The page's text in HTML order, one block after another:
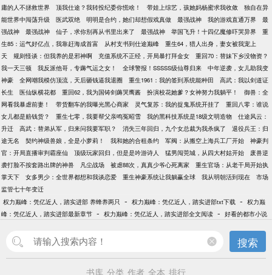
庸的人不拯救世界
顶我仕途？我转投纪委你慌啥！ 带娃上综艺，孩她妈杨蜜求我收敛
独自在异
能世界中闯荡升级
医武双绝 明明是合约，她们却想假戏真做 最强战神 我的游戏直通万界
最
强战神
最强战神 仙子，求你别再从书里出来了 最强战神 举国飞升！十四亿魔修吓哭异界
重
生85：运气好亿点，我靠赶海成首富
从村支书到仕途巅峰
重生64，猎人出身，妻女被我宠上
天
规则怪谈：但我养的是邪神啊 充值系统不正经，开局暴打拜金女
重回70：替妹下乡没物资？
我一天三顿
我反派他哥，专薅气运之女！ 全球警报！SSSSS级仙尊归来
中年逆袭，女儿助我变
神豪
全网嘲我模仿顶流，天后砸钱逼我退圈 重生1961：我的签到系统能种田
高武：我以剑道证
长生
医仙纵横花都 重回62，我为国铸剑薅哭鹰酱 扮演校花她爹？女神努力我躺平！
御兽：全
网看我暴虐前妻！
带货翻车的我曝光黑心商家 灵气复苏：我的捉鬼系统开挂了
重回八零：谁说
女儿都是赔钱货？
重生七零，我要帮父亲鸣冤昭雪 我的黑科技系统是18级文明造物
仕途风云：
升迁
高武：替弟从军，归来问我要军职？ 消失三年回归，九个女总裁为我杀疯了
退役兵王：归
途无名
契约神级兽娘，全是小萝莉！ 我和她的合租条约 军阀：从搬空上海兵工厂开始
神豪判
官：开局直播审判霸座仙
顶级玩家回归，但是是吟游诗人 猛男闯莞城，从四大村姑开始
废兽逆
袭打脸不按套路出牌的神兽
凡尘战场 被虐88次，真真少爷心死离家
重生官场：从老干局开始执
掌天下
女多男少：全世界都想和我谈恋爱 重生神豪系统让我躺赢全球 我从明朝活到现在
市场
监管七十年变迁
权力巅峰：凭亿近人，踏实进部 养蜂养两只 - 权力巅峰：凭亿近人，踏实进部txt下载 - 权力巅
峰：凭亿近人，踏实进部最新章节 - 权力巅峰：凭亿近人，踏实进部全文阅读 - 好看的都市小说
搜索
书库 分类 作者 全本 排行